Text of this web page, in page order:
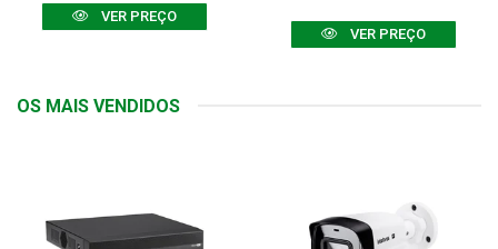
VER PREÇO
VER PREÇO
OS MAIS VENDIDOS